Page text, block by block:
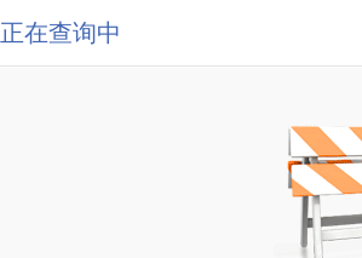
正在查询中